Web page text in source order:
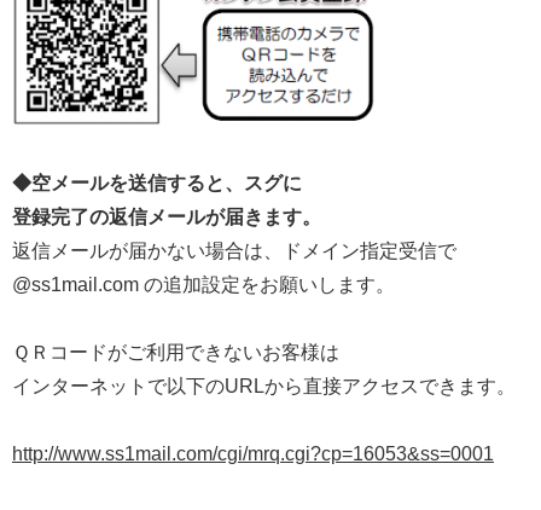
◆空メールを送信すると、スグに
登録完了の返信メールが届きます。
返信メールが届かない場合は、ドメイン指定受信で
@ss1mail.com の追加設定をお願いします。
ＱＲコードがご利用できないお客様は
インターネットで以下のURLから直接アクセスできます。
http://www.ss1mail.com/cgi/mrq.cgi?cp=16053&ss=0001